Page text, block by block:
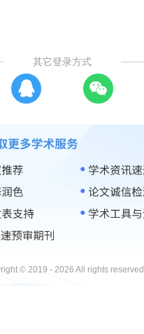
其它登录方式
© 2019 - 2026 All rights reserved